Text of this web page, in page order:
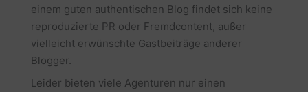
einem guten authentischen Blog findet sich keine
reproduzierte PR oder Fremdcontent, außer
vielleicht erwünschte Gastbeiträge anderer
Blogger.
Leider bieten viele Agenturen nur einen